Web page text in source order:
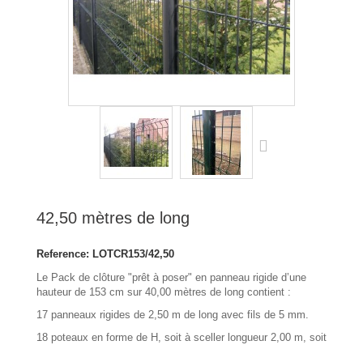
42,50 mètres de long
Reference: LOTCR153/42,50
Le Pack de clôture "prêt à poser" en panneau rigide d’une
hauteur de 153 cm sur 40,00 mètres de long contient :
17 panneaux rigides de 2,50 m de long avec fils de 5 mm.
18 poteaux en forme de H, soit à sceller longueur 2,00 m, soit